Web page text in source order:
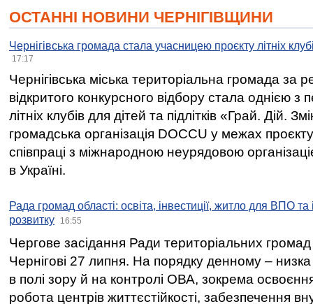
ОСТАННІ НОВИНИ ЧЕРНІГІВЩИНИ
Чернігівська громада стала учасницею проєкту літніх
17:17
Чернігівська міська територіальна громада за
відкритого конкурсного відбору стала однією
літніх клубів для дітей та підлітків «Грай. Дій.
громадська організація DOCCU у межах
співпраці з міжнародною неурядовою
в Україні.
Рада громад області: освіта, інвестиції, житло для ВПО
розвитку
16:55
Чергове засідання Ради територіальних громад
Чернігові 27 липня. На порядку денному –
в полі зору й на контролі ОВА, зокрема освоєння
робота центрів життєстійкості, забезпечення